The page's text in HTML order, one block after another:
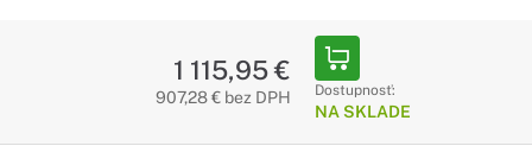
1 115,95 €
907,28 € bez DPH Dostupnosť:
NA SKLADE